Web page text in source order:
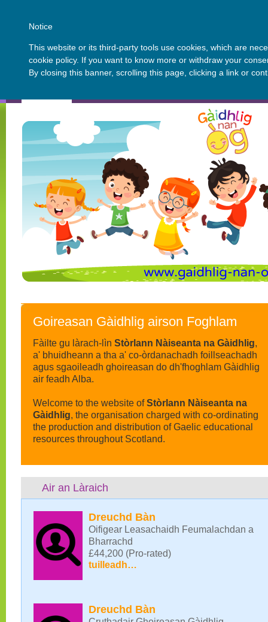
Goireasan Gàidhlig airson Foghlam
Fàilte gu làrach-lìn Stòrlann Nàiseanta na Gàidhlig,
a' bhuidheann a tha a' co-òrdanachadh foillseachadh
agus sgaoileadh ghoireasan do dh'fhoghlam Gàidhlig
air feadh Alba.
Welcome to the website ofStòrlann Nàiseanta na
Gàidhlig, the organisation charged with co-ordinating
the production and distribution of Gaelic educational
resources throughout Scotland.
Air an Làraich
Dreuchd Bàn
Oifigear Leasachaidh Feumalachdan a
Bharrachd
£44,200 (Pro-rated)
tuilleadh…
Dreuchd Bàn
Notice
This website or its third-party tools use cookies, which are
cookie policy. If you want to know more or withdraw your
By closing this banner, scrolling this page, clicking a link or